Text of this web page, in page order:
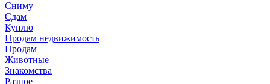
Сниму
Сдам
Куплю
Продам недвижимость
Продам
Животные
Знакомства
Разное